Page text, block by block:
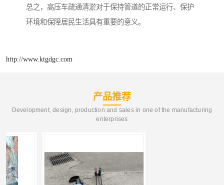
总之，高压车疏通清淤对于保持管道的正常运行、保护
环境和保障居民生活具有重要的意义。
http://www.ktgdgc.com
产品推荐
Development, design, production and sales in one of the manufacturing
enterprises